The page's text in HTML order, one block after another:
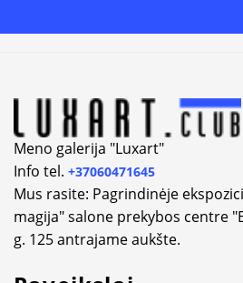
Meno galerija "Luxart"
Info tel. +37060471645
Mus rasite: Pagrindinėje
magija" salone prekybos centre
g. 125 antrajame aukšte.